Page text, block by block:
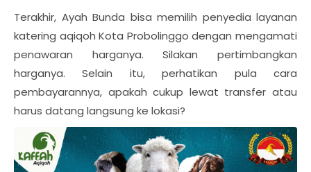
Terakhir, Ayah Bunda bisa memilih penyedia layanan
katering aqiqoh Kota Probolinggo dengan mengamati
penawaran harganya. Silakan pertimbangkan
harganya. Selain itu, perhatikan pula cara
pembayarannya, apakah cukup lewat transfer atau
harus datang langsung ke lokasi?